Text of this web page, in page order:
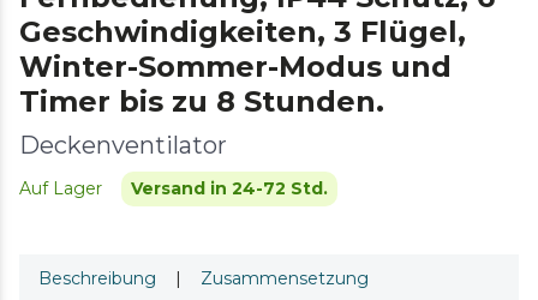
Geschwindigkeiten, 3 Flügel,
Winter-Sommer-Modus und
Timer bis zu 8 Stunden.
Deckenventilator
Auf Lager Versand in 24-72 Std.
Beschreibung | Zusammensetzung